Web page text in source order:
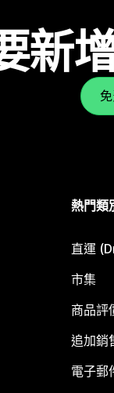
新
熱門類
直運
市集
商品評
追加銷
電子郵